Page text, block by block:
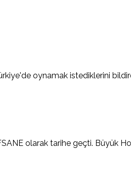
oynamak istediklerini
olarak tarihe geçti. Büyük